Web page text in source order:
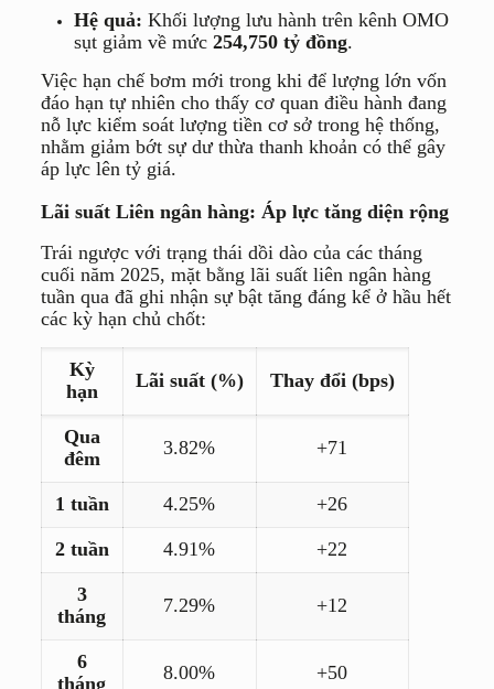
Hệ quả: Khối lượng lưu hành trên kênh OMO
sụt giảm về mức 254,750 tỷ đồng.
Việc hạn chế bơm mới trong khi để lượng lớn vốn
đáo hạn tự nhiên cho thấy cơ quan điều hành đang
nỗ lực kiểm soát lượng tiền cơ sở trong hệ thống,
nhằm giảm bớt sự dư thừa thanh khoản có thể gây
áp lực lên tỷ giá.
Lãi suất Liên ngân hàng: Áp lực tăng diện rộng
Trái ngược với trạng thái dồi dào của các tháng
cuối năm 2025, mặt bằng lãi suất liên ngân hàng
tuần qua đã ghi nhận sự bật tăng đáng kể ở hầu hết
các kỳ hạn chủ chốt:
Kỳ
hạn
Lãi suất (%) Thay đổi (bps)
Qua
đêm
3.82% +71
1 tuần 4.25% +26
2 tuần 4.91% +22
3
tháng
7.29% +12
6
tháng
8.00% +50